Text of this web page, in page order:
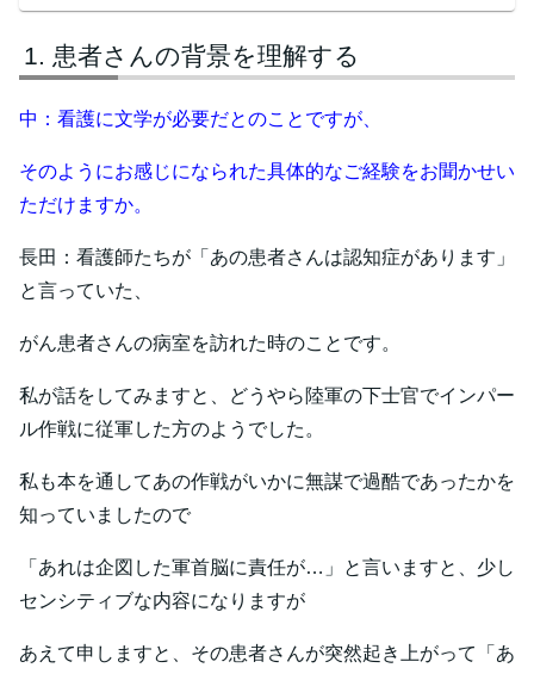
患者さんの背景を理解する
中：看護に文学が必要だとのことですが、
そのようにお感じになられた具体的なご経験をお聞かせい
ただけますか。
長田：看護師たちが「あの患者さんは認知症があります」
と言っていた、
がん患者さんの病室を訪れた時のことです。
私が話をしてみますと、どうやら陸軍の下士官でインパー
ル作戦に従軍した方のようでした。
私も本を通してあの作戦がいかに無謀で過酷であったかを
知っていましたので
「あれは企図した軍首脳に責任が…」と言いますと、少し
センシティブな内容になりますが
あえて申しますと、その患者さんが突然起き上がって「あ